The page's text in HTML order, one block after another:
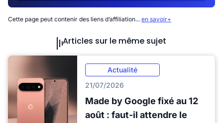
Cette page peut contenir des liens d’affiliation... en savoir+
Articles sur le même sujet
Actualité
21/07/2026
Made by Google fixé au 12
août : faut-il attendre le